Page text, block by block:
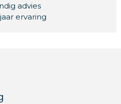
advies
ervaring